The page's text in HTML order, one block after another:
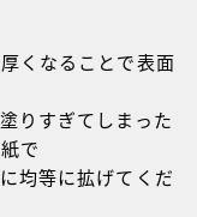
くなることで表面
りすぎてしまった
で
均等に拡げてくだ